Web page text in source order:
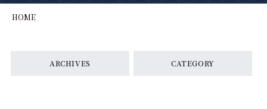
HOME
ARCHIVES CATEGORY